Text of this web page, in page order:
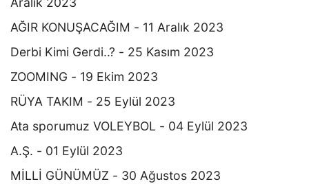
AĞIR KONUŞACAĞIM - 11 Aralık 2023
Derbi Kimi Gerdi..? - 25 Kasım 2023
ZOOMING - 19 Ekim 2023
RÜYA TAKIM - 25 Eylül 2023
Ata sporumuz VOLEYBOL - 04 Eylül 2023
A.Ş. - 01 Eylül 2023
MİLLİ GÜNÜMÜZ - 30 Ağustos 2023